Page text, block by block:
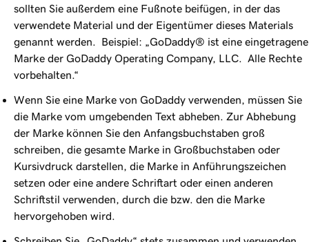
sollten Sie außerdem eine Fußnote beifügen, in der das
verwendete Material und der Eigentümer dieses Materials
genannt werden. Beispiel: „GoDaddy® ist eine eingetragene
Marke der GoDaddy Operating Company, LLC. Alle Rechte
vorbehalten.“
Wenn Sie eine Marke von GoDaddy verwenden, müssen Sie
die Marke vom umgebenden Text abheben. Zur Abhebung
der Marke können Sie den Anfangsbuchstaben groß
schreiben, die gesamte Marke in Großbuchstaben oder
Kursivdruck darstellen, die Marke in Anführungszeichen
setzen oder eine andere Schriftart oder einen anderen
Schriftstil verwenden, durch die bzw. den die Marke
hervorgehoben wird.